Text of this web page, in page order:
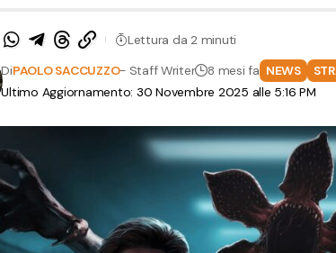
Ultimo Aggiornamento: 30 Novembre 2025 alle 5:16 PM
DiPAOLO SACCUZZO- Staff Writer 8 mesi fa NEWS
Lettura da 2 minuti